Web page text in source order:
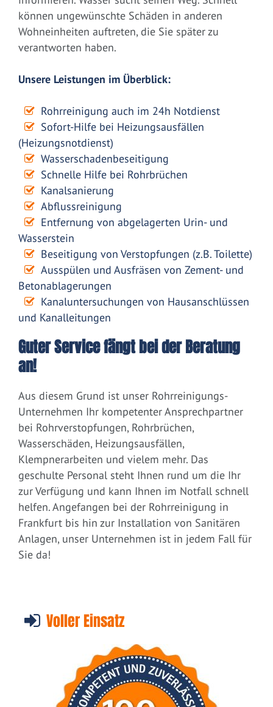
können ungewünschte Schäden in anderen
Wohneinheiten auftreten, die Sie später zu
verantworten haben.
Unsere Leistungen im Überblick:
Rohrreinigung auch im 24h Notdienst
Sofort-Hilfe bei Heizungsausfällen
(Heizungsnotdienst)
Wasserschadenbeseitigung
Schnelle Hilfe bei Rohrbrüchen
Kanalsanierung
Abflussreinigung
Entfernung von abgelagerten Urin- und
Wasserstein
Beseitigung von Verstopfungen (z.B. Toilette)
Ausspülen und Ausfräsen von Zement- und
Betonablagerungen
Kanaluntersuchungen von Hausanschlüssen
und Kanalleitungen
Guter Service fängt bei der Beratung
an!
Aus diesem Grund ist unser Rohrreinigungs-
Unternehmen Ihr kompetenter Ansprechpartner
bei Rohrverstopfungen, Rohrbrüchen,
Wasserschäden, Heizungsausfällen,
Klempnerarbeiten und vielem mehr. Das
geschulte Personal steht Ihnen rund um die Ihr
zur Verfügung und kann Ihnen im Notfall schnell
helfen. Angefangen bei der Rohrreinigung in
Frankfurt bis hin zur Installation von Sanitären
Anlagen, unser Unternehmen ist in jedem Fall für
Sie da!
Voller Einsatz